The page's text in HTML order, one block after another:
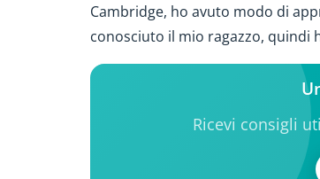
Cambridge, ho avuto modo di
conosciuto il mio ragazzo, quindi
Ricevi consigli